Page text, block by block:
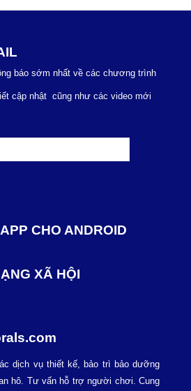
báo sớm nhất về các chương trình
cập nhật cũng như các video mới
CHO ANDROID
XÃ HỘI
dịch vụ thiết kế, bảo trì bảo dưỡng
hô. Tư vấn hỗ trợ người chơi. Cung